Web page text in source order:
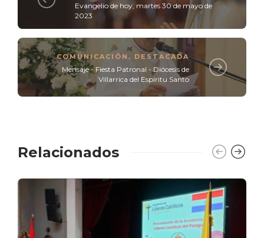
Evangelio de hoy, martes 30 de mayo de
2023
COMUNICACIÓN , DESTACADA
Mensaje - Fiesta Patronal - Diócesis de
Villarrica del Espíritu Santo
Relacionados